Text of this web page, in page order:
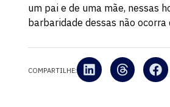
um pai e de uma mãe, nessas
barbaridade dessas não ocorra
COMPARTILHE: